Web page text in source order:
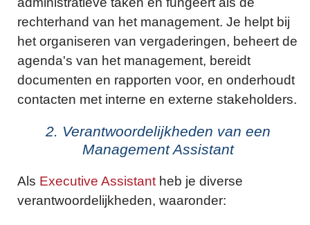
rechterhand van het management. Je helpt bij
het organiseren van vergaderingen, beheert de
agenda's van het management, bereidt
documenten en rapporten voor, en onderhoudt
contacten met interne en externe stakeholders.
2. Verantwoordelijkheden van een
Management Assistant
Als Executive Assistant heb je diverse
verantwoordelijkheden, waaronder: